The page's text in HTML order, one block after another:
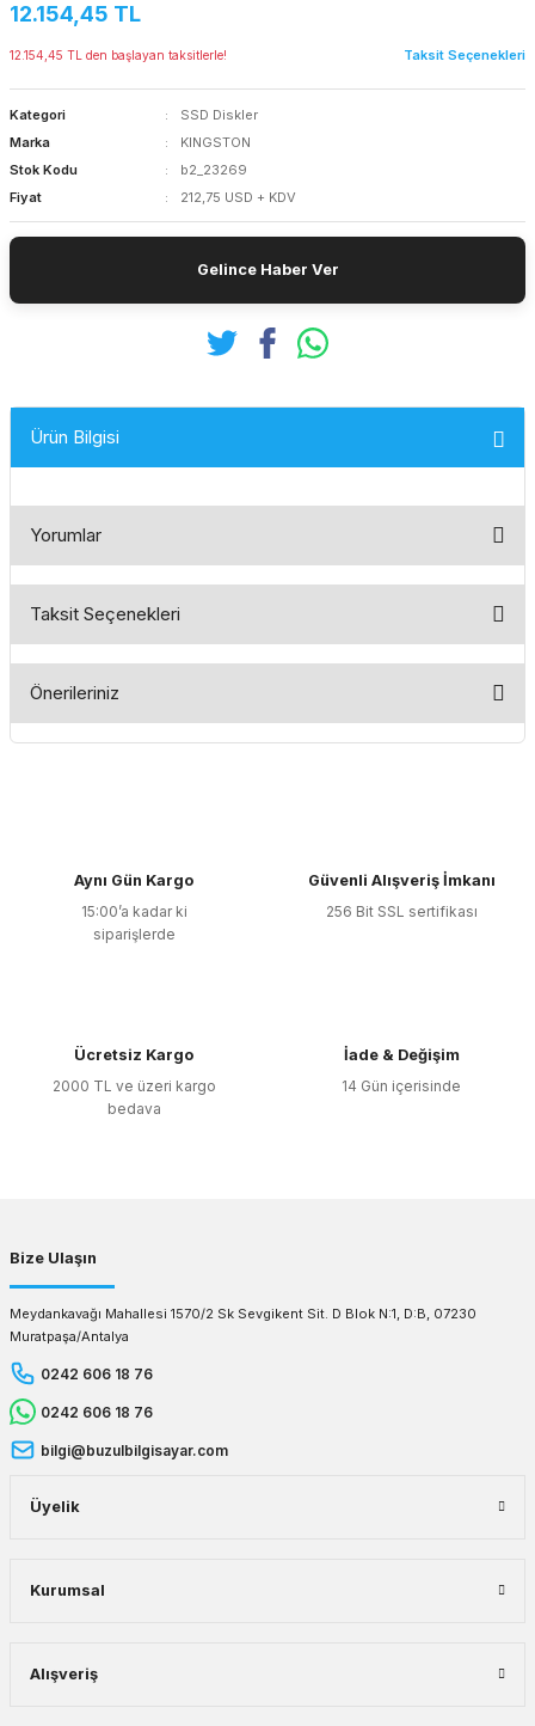
12.154,45 TL
12.154,45 TL den başlayan taksitlerle! Taksit Seçenekleri
Kategori
SSD Diskler
Marka
KINGSTON
Stok Kodu
b2_23269
Fiyat
212,75 USD + KDV
Gelince Haber Ver
Ürün Bilgisi
Yorumlar
Taksit Seçenekleri
Önerileriniz
Ürün resmi kalitesiz, bozuk veya görüntülenemiyor.
Ürün açıklamasında eksik bilgiler bulunuyor.
Ürün bilgilerinde hatalar bulunuyor.
Aynı Gün Kargo
15:00’a kadar ki
siparişlerde
Güvenli Alışveriş İmkanı
256 Bit SSL sertifikası
Ücretsiz Kargo
2000 TL ve üzeri kargo
bedava
İade & Değişim
14 Gün içerisinde
Bize Ulaşın
Meydankavağı Mahallesi 1570/2 Sk Sevgikent Sit. D Blok N:1, D:B, 07230
Muratpaşa/Antalya
0242 606 18 76
0242 606 18 76
bilgi@buzulbilgisayar.com
Üyelik
Kurumsal
Alışveriş